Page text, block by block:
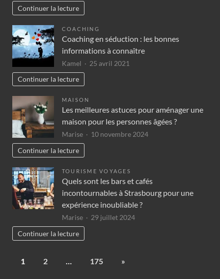
Continuer la lecture
COACHING
Coaching en séduction : les bonnes
informations à connaître
Kamel
25 avril 2021
Continuer la lecture
MAISON
Les meilleures astuces pour aménager une
maison pour les personnes âgées ?
Marise
10 novembre 2024
Continuer la lecture
TOURISME VOYAGES
Quels sont les bars et cafés
incontournables à Strasbourg pour une
expérience inoubliable ?
Marise
29 juillet 2024
Continuer la lecture
1 2 175 »